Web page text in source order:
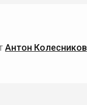
Антон Колесников